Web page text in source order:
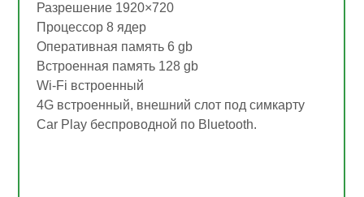
Разрешение 1920×720
Процессор 8 ядер
Оперативная память 6 gb
Встроенная память 128 gb
Wi-Fi встроенный
4G встроенный, внешний слот под симкарту
Car Play беспроводной по Bluetooth.